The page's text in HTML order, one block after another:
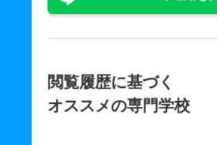
閲覧履歴に基づく
オススメの専門学校